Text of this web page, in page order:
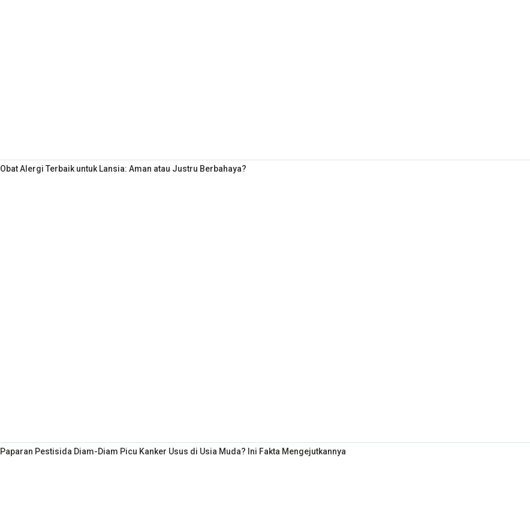
Obat Alergi Terbaik untuk Lansia: Aman atau Justru Berbahaya?
Paparan Pestisida Diam-Diam Picu Kanker Usus di Usia Muda? Ini Fakta Mengejutkannya